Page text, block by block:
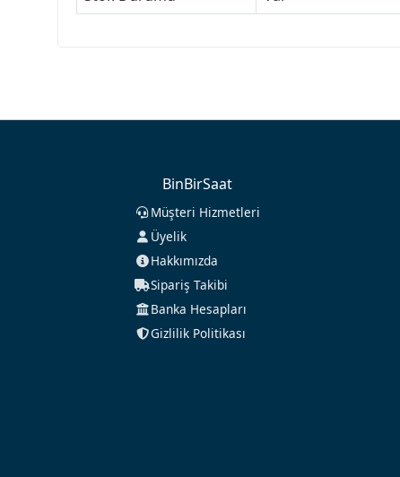
BinBirSaat
Müşteri Hizmetleri
Üyelik
Hakkımızda
Sipariş Takibi
Banka Hesapları
Gizlilik Politikası